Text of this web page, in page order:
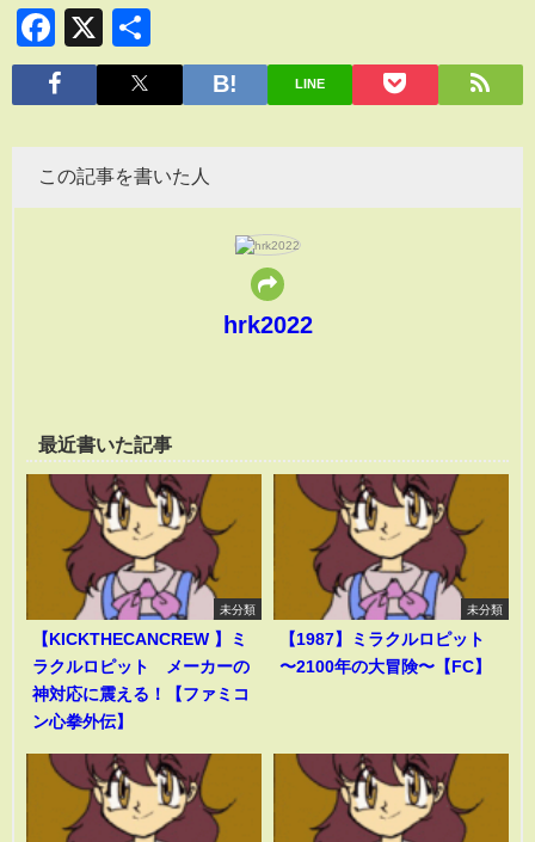
Facebook
X
有
LINE
この記事を書いた人
hrk2022
最近書いた記事
未分類
【KICKTHECANCREW 】ミ
ラクルロピット メーカーの
神対応に震える！【ファミコ
ン心拳外伝】
未分類
【1987】ミラクルロピット
〜2100年の大冒険〜【FC】